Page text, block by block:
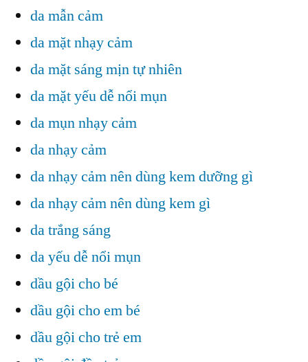
da mẫn cảm
da mặt nhạy cảm
da mặt sáng mịn tự nhiên
da mặt yếu dễ nổi mụn
da mụn nhạy cảm
da nhạy cảm
da nhạy cảm nên dùng kem dưỡng gì
da nhạy cảm nên dùng kem gì
da trắng sáng
da yếu dễ nổi mụn
dầu gội cho bé
dầu gội cho em bé
dầu gội cho trẻ em